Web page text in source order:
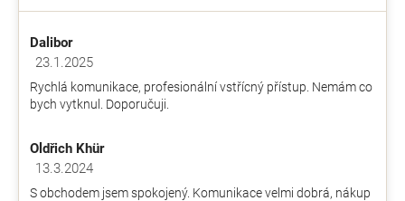
obchodu
4,9
hvězdiček.
Dalibor
Hodnocení obchodu je 5 z 5 hvězdiček.
23.1.2025
Rychlá komunikace, profesionální vstřícný přístup. Nemám co
bych vytknul. Doporučuji.
Oldřich Khür
Hodnocení obchodu je 5 z 5 hvězdiček.
13.3.2024
S obchodem jsem spokojený. Komunikace velmi dobrá, nákup